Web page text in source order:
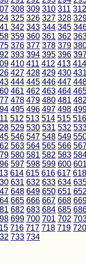
308 309 310 311 312
325 326 327 328
342 343 344 345
359 360 361 362
376 377 378 379
393 394 395 396
410 411 412 413 414
427 428 429 430
444 445 446 447
461 462 463 464
478 479 480 481
495 496 497 498
512 513 514 515 516
529 530 531 532
546 547 548 549
563 564 565 566
580 581 582 583
597 598 599 600
614 615 616 617 618
631 632 633 634
648 649 650 651
665 666 667 668
682 683 684 685
699 700 701 702
716 717 718 719 720
733 734